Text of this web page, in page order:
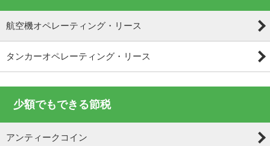
航空機オペレーティング・リース
タンカーオペレーティング・リース
少額でもできる節税
アンティークコイン